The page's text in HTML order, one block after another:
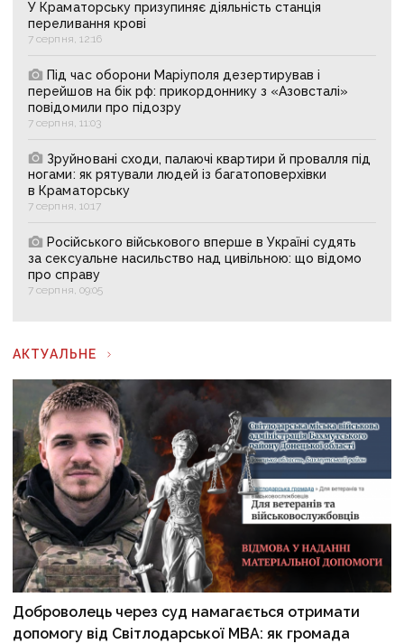
У Краматорську призупиняє діяльність станція
переливання крові
7 серпня, 12:16
Під час оборони Маріуполя дезертирував і
перейшов на бік рф: прикордоннику з «Азовсталі»
повідомили про підозру
7 серпня, 11:03
Зруйновані сходи, палаючі квартири й провалля під
ногами: як рятували людей із багатоповерхівки
в Краматорську
7 серпня, 10:17
Російського військового вперше в Україні судять
за сексуальне насильство над цивільною: що відомо
про справу
7 серпня, 09:05
АКТУАЛЬНЕ
Доброволець через суд намагається отримати
допомогу від Світлодарської МВА: як громада